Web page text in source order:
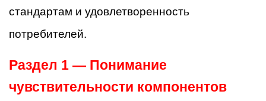
стандартам и удовлетворенность
потребителей.
Раздел 1 — Понимание
чувствительности компонентов